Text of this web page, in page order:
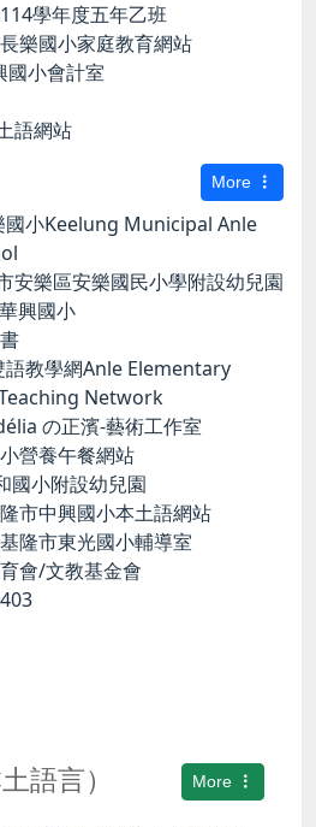
學年度五年乙班
樂國小家庭教育網站
小會計室
語網站
More
國小Keelung Municipal Anle
安樂區安樂國民小學附設幼兒園
興國小
語教學網Anle Elementary
Network
の正濱-藝術工作室
營養午餐網站
國小附設幼兒園
市中興國小本土語網站
隆市東光國小輔導室
會/文教基金會
More
語言）